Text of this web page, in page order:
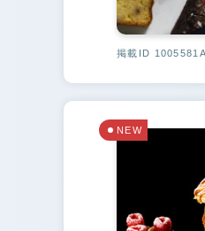
掲載ID 1005581A
NEW